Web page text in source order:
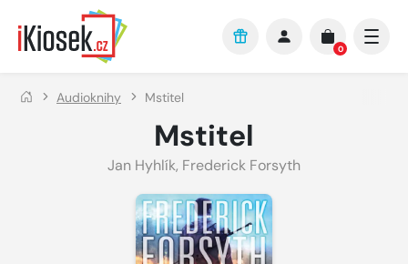
Přejít na hlavní obsah
0
Audioknihy Mstitel
Mstitel
Jan Hyhlík, Frederick Forsyth